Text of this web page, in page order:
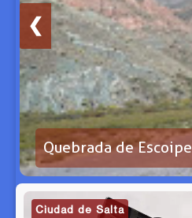
Quebrada de Escoipe
❮
Ciudad de Salta